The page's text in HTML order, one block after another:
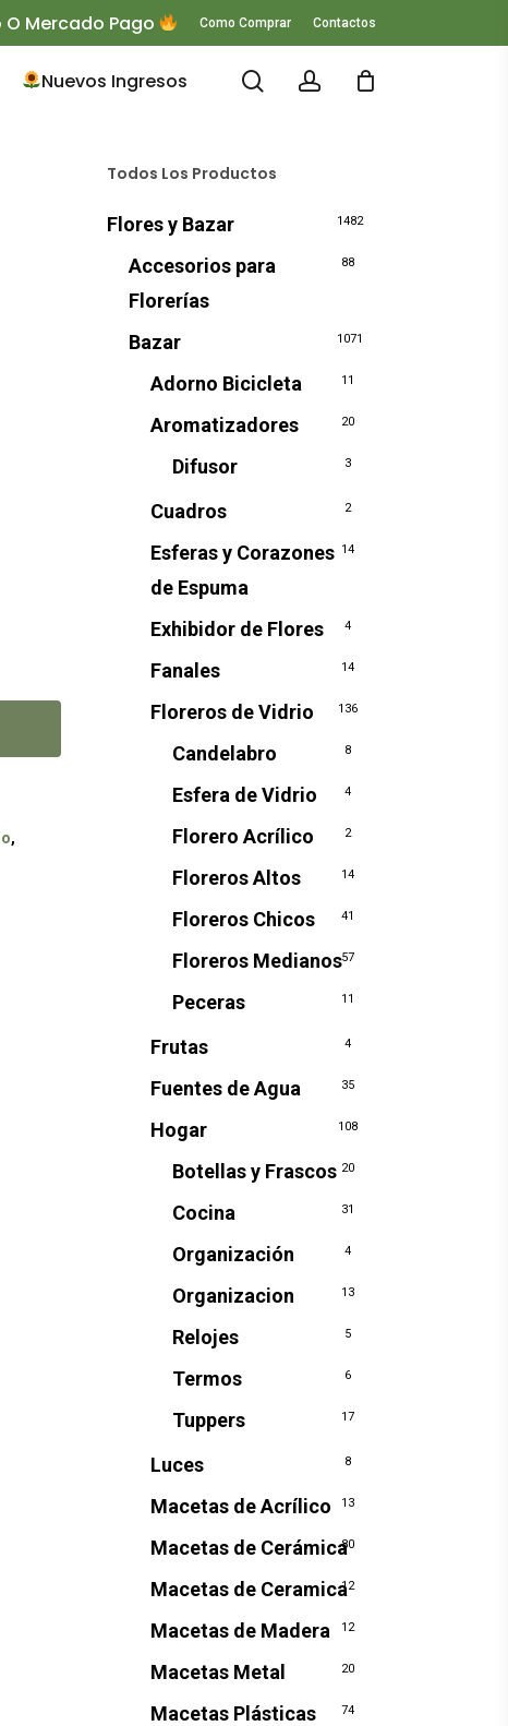
Mercado Pago Como Comprar Contactos
Nuevos Ingresos searchaccount
,
Todos Los Productos
Flores y Bazar 1482
Accesorios para
Florerías
88
Bazar 1071
Adorno Bicicleta 11
Aromatizadores 20
Difusor 3
Cuadros 2
Esferas y Corazones
de Espuma
14
Exhibidor de Flores 4
Fanales 14
Floreros de Vidrio 136
Candelabro 8
Esfera de Vidrio 4
Florero Acrílico 2
Floreros Altos 14
Floreros Chicos 41
Floreros Medianos57
Peceras 11
Frutas 4
Fuentes de Agua 35
Hogar 108
Botellas y Frascos 20
Cocina 31
Organización 4
Organizacion 13
Relojes 5
Termos 6
Tuppers 17
Luces 8
Macetas de Acrílico 13
Macetas de Cerámica80
Macetas de Ceramica12
Macetas de Madera 12
Macetas Metal 20
Macetas Plásticas 74